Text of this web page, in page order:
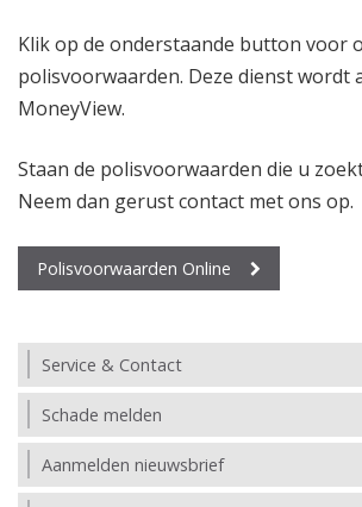
Klik op de onderstaande button voor
polisvoorwaarden. Deze dienst wordt
MoneyView.
Staan de polisvoorwaarden die u
Neem dan gerust contact met ons op.
Polisvoorwaarden Online
Service & Contact
Schade melden
Aanmelden nieuwsbrief